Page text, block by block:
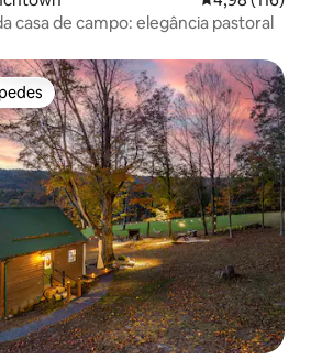
casa de campo: elegância pastoral
dos hóspedes